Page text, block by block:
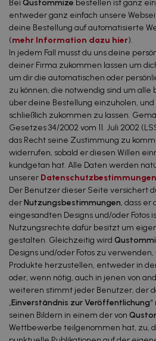
Bei Qustommize bestellen ist ganz
entweder ganz einfach unsere
deine Bestellung auf automatisierte
(mehr Information dazu hier).
In jedem Fall musst du uns deine
deiner Firma zukommen lassen um
um dir die automatischen oder
zu können, die notwendig sind um
über deine Bestellung einzuholen,
schließlich zukommen zu lassen.
Gesetzes 34/2002 vom 11. Juli 2002
das Recht seine Zustimmung zu
widerrufen, sobald er diesen Willen
kundgetan hat. Alle Daten werden
unserer Datenschutzbestimmungen
Der Benutzer dieser Seite versichert
derNutzungsbestimmungen, dass er
eingesandten Designs und/oder Fotos
Nutzungsrechte dafür besitzt um
gestalten. Gleichzeitig wird
Designs und/oder Fotos zu
Produkte herzustellen, entweder in
oder, wenn nötig, auch in jenen von
weiteren stimmt jeder Benutzer, der
„Einverständnis zur Veröffentlichung“
seinen Bildern in einem der von
Wettbewerbe teilgenommen hat, zu,